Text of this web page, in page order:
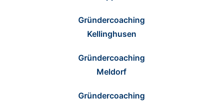
Gründercoaching
Kellinghusen
Gründercoaching
Meldorf
Gründercoaching